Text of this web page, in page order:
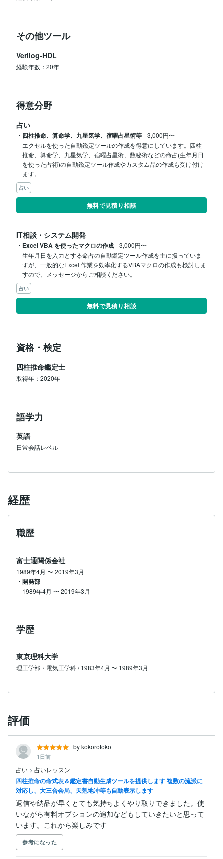
その他ツール
Verilog-HDL
経験年数：20年
得意分野
占い
・四柱推命、算命学、九星気学、宿曜占星術等
3,000円〜
エクセルを使った自動鑑定ツールの作成を得意にしています。四柱
推命、算命学、九星気学、宿曜占星術、数秘術などの命占(生年月日
を使った占術)の自動鑑定ツール作成やカスタム品の作成も受け付け
ます。
占い
無料で見積り相談
IT相談・システム開発
・Excel VBA を使ったマクロの作成
3,000円〜
生年月日を入力とする命占の自動鑑定ツール作成を主に扱っていま
すが、一般的なExcel 作業を効率化するVBAマクロの作成も検討しま
すので、メッセージからご相談ください。
占い
無料で見積り相談
資格・検定
四柱推命鑑定士
取得年：2020年
語学力
英語
日常会話レベル
経歴
職歴
富士通関係会社
1989年4月 〜2019年3月
・開発部
1989年4月 〜2019年3月
学歴
東京理科大学
理工学部・電気工学科 / 1983年4月 〜 1989年3月
評価
by kokorotoko
1日前
占い > 占いレッスン
四柱推命の命式表＆鑑定書自動生成ツールを提供します 複数の流派に
対応し、大三合会局、天剋地冲等も自動表示します
返信や納品が早くとても気持ちよくやり取りできました。使
いながら有料オプションの追加などもしていきたいと思って
います。これから楽しみです
参考になった